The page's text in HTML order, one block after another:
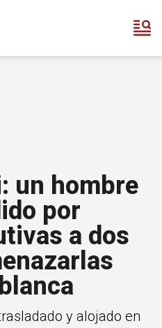
un hombre
por
a dos
y alojado en